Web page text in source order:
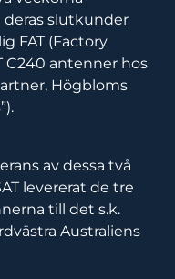
deras slutkunder
FAT (Factory
C240 antenner hos
Högbloms
av dessa två
levererat de tre
till det s.k.
Australiens